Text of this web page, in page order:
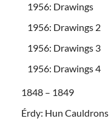
1956: Drawings
1956: Drawings 2
1956: Drawings 3
1956: Drawings 4
1848 – 1849
Érdy: Hun Cauldrons